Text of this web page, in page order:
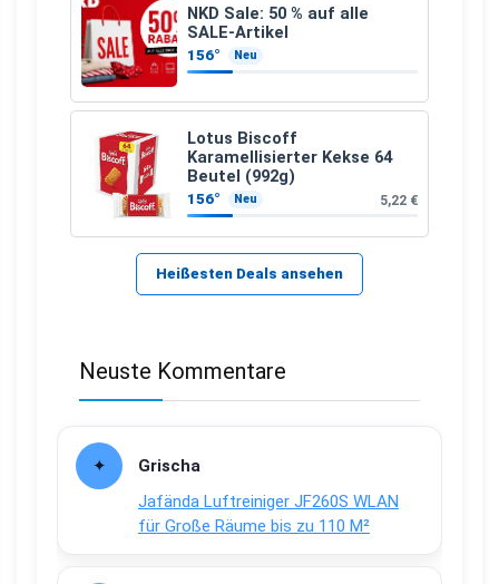
NKD Sale: 50 % auf alle
SALE-Artikel
156° Neu
Lotus Biscoff
Karamellisierter Kekse 64
Beutel (992g)
156° Neu 5,22 €
Heißesten Deals ansehen
Neuste Kommentare
Grischa
Jafända Luftreiniger JF260S WLAN
für Große Räume bis zu 110 M²